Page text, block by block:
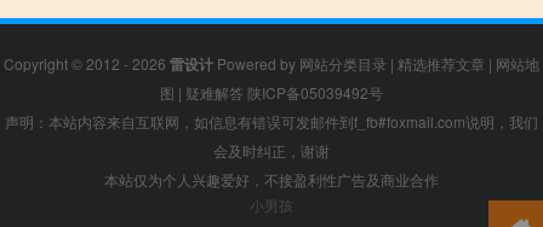
Copyright © 2012 - 2026 雷设计 Powered by 网站分类目录 | 精选推荐文章 | 网站地
图 | 疑难解答 陕ICP备05039492号
声明：本站内容来自互联网，如信息有错误可发邮件到f_fb#foxmail.com说明，我们
会及时纠正，谢谢
本站仅为个人兴趣爱好，不接盈利性广告及商业合作
小男孩